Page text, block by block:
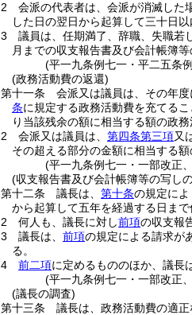
2
会派の代表者は、会派が消滅した
した日の翌日から起算して三十日
3
議員は、任期満了、辞職、失職若
月までの収支報告書及び会計帳簿
(平一九条例七一・平二五条
(政務活動費の返還)
第十一条
会派又は議員は、その年
条に規定する政務活動費を充てる
り当該残余の額に相当する額の政
2
会派又は議員は、 第四条第三項又
その超える部分の金額に相当する
(平一九条例七一・一部改正
(収支報告書及び会計帳簿等の写し
第十二条
議長は、 第十条の規定に
から起算して五年を経過する日まで
2
何人も、議長に対し前項の収支報
3
議長は、 前項の規定による請求が
る。
4
前二項に定めるもののほか、議長
(平一九条例七一・一部改正
(議長の調査)
第十三条
議長は、政務活動費の適